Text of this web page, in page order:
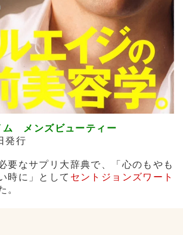
メンズビューティー
発行
要なサプリ大辞典で、「心のもやも
時に」として セントジョンズワート
。